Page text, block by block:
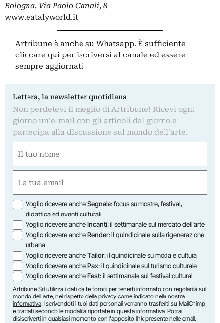
Bologna, Via Paolo Canali, 8
www.eatalyworld.it
Artribune è anche su Whatsapp. È sufficiente
cliccare qui per iscriversi al canale ed essere
sempre aggiornati
Lettera, la newsletter quotidiana
Non perdetevi il meglio di Artribune! Ricevi ogni
giorno un'e-mail con gli articoli del giorno e
partecipa alla discussione sul mondo dell'arte.
(Obbligatorio)
(Obbligatorio)
Opzioni
Voglio ricevere ancheSegnala: focus su mostre, festival,
didattica ed eventi culturali
Voglio ricevere ancheIncanti: il settimanale sul mercato dell'arte
Voglio ricevere ancheRender: il quindicinale sulla rigenerazione
urbana
Voglio ricevere ancheTailor: il quindicinale su moda e cultura
Voglio ricevere anchePax: il quindicinale sul turismo culturale
Voglio ricevere ancheFest: il settimanale sui festival culturali
Artribune Srl utilizza i dati da te forniti per tenerti informato con regolarità sul
mondo dell'arte, nel rispetto della privacy come indicato nella nostra
informativa. Iscrivendoti i tuoi dati personali verranno trasferiti su MailChimp
e trattati secondo le modalità riportate in questa informativa. Potrai
disiscriverti in qualsiasi momento con l'apposito link presente nelle email.